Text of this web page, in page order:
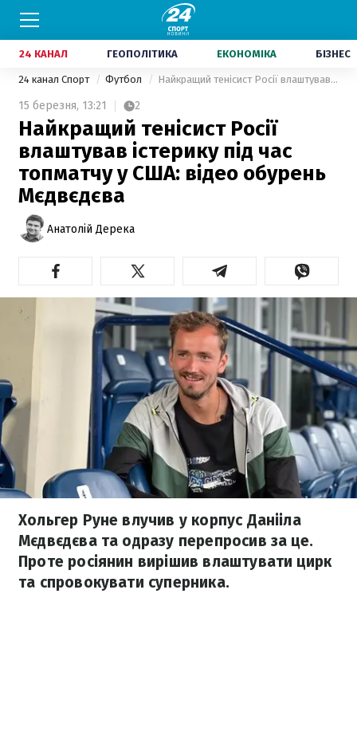
24 КАНАЛ ГЕОПОЛІТИКА ЕКОНОМІКА БІЗНЕС
24 канал Спорт Футбол Найкращий тенісист Росії влаштував істерику під час топматчу у США: відео обурень Мєдвєдєва
15 березня, 13:21 2
Найкращий тенісист Росії
влаштував істерику під час
топматчу у США: відео обурень
Мєдвєдєва
Анатолій Дерека
Хольгер Руне влучив у корпус Данііла
Мєдвєдєва та одразу перепросив за це.
Проте росіянин вирішив влаштувати цирк
та спровокувати суперника.